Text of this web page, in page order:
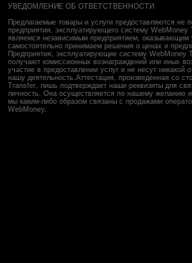
УВЕДОМЛЕНИЕ ОБ ОТВЕТСТВЕННОСТИ
Предлагаемые товары и услуги предоставляются не
предприятия, эксплуатирующего систему
являемся независимым предприятием, оказывающим
самостоятельно принимаем решения о ценах и
Предприятия, эксплуатирующие систему WebMoney
получают комиссионных вознаграждений или иных
участие в предоставлении услуг и не несут никакой
нашу деятельность.Аттестация, произведенная со
Transfer, лишь подтверждает наши реквизиты для
личность. Она осуществляется по нашему желанию и
мы каким-либо образом связаны с продажами
WebMoney.